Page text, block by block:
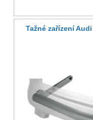
Tažné zařízení